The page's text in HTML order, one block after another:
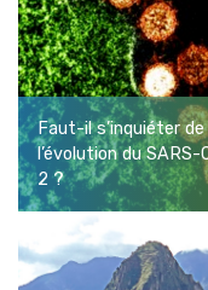
Faut-il s’inquiéter de
l’évolution du SARS-
2 ?